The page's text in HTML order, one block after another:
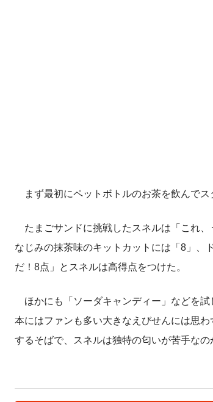
まず最初にペットボトルのお茶を飲んで
たまごサンドに挑戦したスネルは「これ、
なじみの抹茶味のキットカットには「8」、
だ！8点」とスネルは高得点をつけた。
ほかにも「ソーダキャンディー」などを
本にはファンも多い大きなえびせんには思
するそばで、スネルは独特の匂いが苦手な